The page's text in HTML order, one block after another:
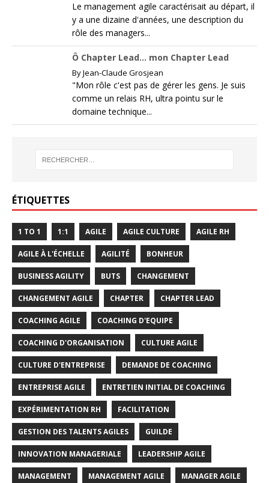
Le management agile caractérisait au départ, il
y a une dizaine d'années, une description du
rôle des managers...
Ô Chapter Lead… mon Chapter Lead
ByJean-Claude Grosjean
"Mon rôle c'est pas de gérer les gens. Je suis
comme un relais RH, ultra pointu sur le
domaine technique...
ÉTIQUETTES
1 TO 1 1:1 AGILE AGILE CULTURE AGILE RH
AGILE À L'ÉCHELLE AGILITÉ BONHEUR
BUSINESS AGILITY BUTS CHANGEMENT
CHANGEMENT AGILE CHAPTER CHAPTER LEAD
COACHING AGILE COACHING D'EQUIPE
COACHING D'ORGANISATION CULTURE AGILE
CULTURE D'ENTREPRISE DEMANDE DE COACHING
ENTREPRISE AGILE ENTRETIEN INITIAL DE COACHING
EXPÉRIMENTATION RH FACILITATION
GESTION DES TALENTS AGILES GUILDE
INNOVATION MANAGERIALE LEADERSHIP AGILE
MANAGEMENT MANAGEMENT AGILE MANAGER AGILE